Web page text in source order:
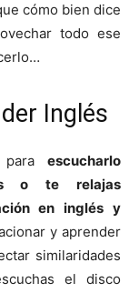
cómo bien dice
todo ese
Inglés
escucharlo
o te relajas
en inglés y
y aprender
similaridades
el disco